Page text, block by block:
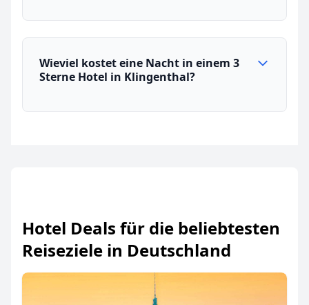
Wieviel kostet eine Nacht in einem 3
Sterne Hotel in Klingenthal?
Hotel Deals für die beliebtesten
Reiseziele in Deutschland